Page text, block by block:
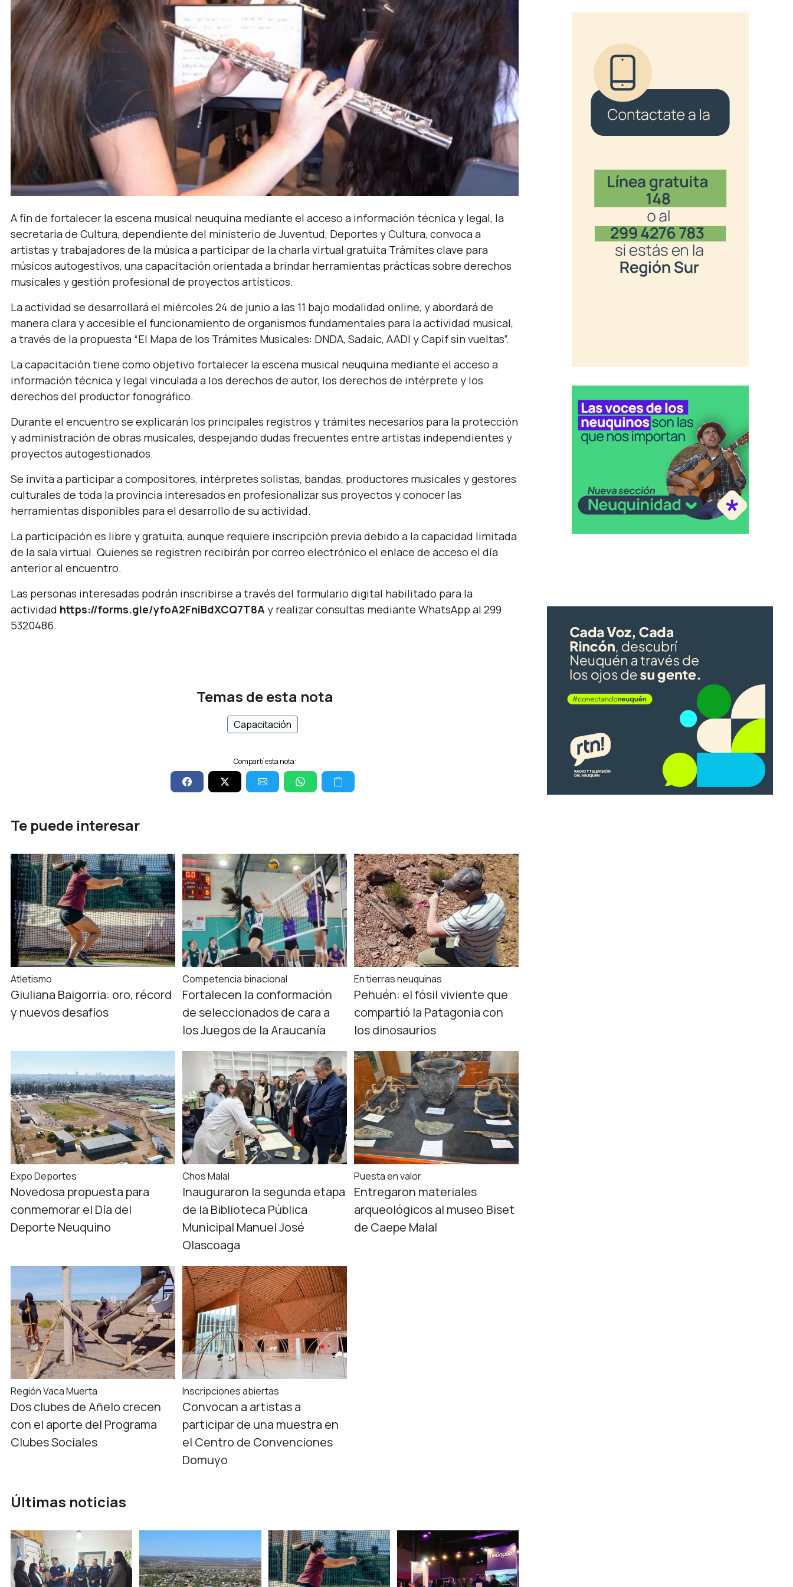
A fin de fortalecer la escena musical neuquina mediante el acceso a información técnica y legal, la
secretaría de Cultura, dependiente del ministerio de Juventud, Deportes y Cultura, convoca a
artistas y trabajadores de la música a participar de la charla virtual gratuita Trámites clave para
músicos autogestivos, una capacitación orientada a brindar herramientas prácticas sobre derechos
musicales y gestión profesional de proyectos artísticos.
La actividad se desarrollará el miércoles 24 de junio a las 11 bajo modalidad online, y abordará de
manera clara y accesible el funcionamiento de organismos fundamentales para la actividad musical,
a través de la propuesta “El Mapa de los Trámites Musicales: DNDA, Sadaic, AADI y Capif sin vueltas”.
La capacitación tiene como objetivo fortalecer la escena musical neuquina mediante el acceso a
información técnica y legal vinculada a los derechos de autor, los derechos de intérprete y los
derechos del productor fonográfico.
Durante el encuentro se explicarán los principales registros y trámites necesarios para la protección
y administración de obras musicales, despejando dudas frecuentes entre artistas independientes y
proyectos autogestionados.
Se invita a participar a compositores, intérpretes solistas, bandas, productores musicales y gestores
culturales de toda la provincia interesados en profesionalizar sus proyectos y conocer las
herramientas disponibles para el desarrollo de su actividad.
La participación es libre y gratuita, aunque requiere inscripción previa debido a la capacidad limitada
de la sala virtual. Quienes se registren recibirán por correo electrónico el enlace de acceso el día
anterior al encuentro.
Las personas interesadas podrán inscribirse a través del formulario digital habilitado para la
actividad https://forms.gle/yfoA2FniBdXCQ7T8A y realizar consultas mediante WhatsApp al 299
5320486.
Temas de esta nota
Capacitación
Compartí esta nota:
Te puede interesar
Atletismo
Giuliana Baigorria: oro, récord
y nuevos desafíos
Competencia binacional
Fortalecen la conformación
de seleccionados de cara a
los Juegos de la Araucanía
En tierras neuquinas
Pehuén: el fósil viviente que
compartió la Patagonia con
los dinosaurios
Expo Deportes
Novedosa propuesta para
conmemorar el Día del
Deporte Neuquino
Chos Malal
Inauguraron la segunda etapa
de la Biblioteca Pública
Municipal Manuel José
Olascoaga
Puesta en valor
Entregaron materiales
arqueológicos al museo Biset
de Caepe Malal
Región Vaca Muerta
Dos clubes de Añelo crecen
con el aporte del Programa
Clubes Sociales
Inscripciones abiertas
Convocan a artistas a
participar de una muestra en
el Centro de Convenciones
Domuyo
Últimas noticias